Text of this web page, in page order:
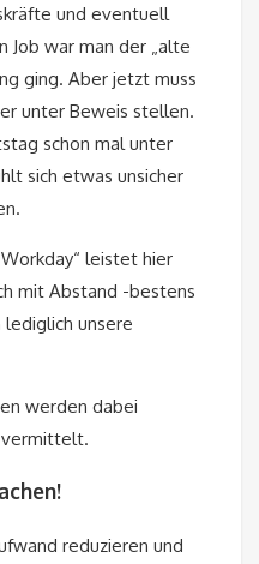
und eventuell
Job war man der „alte
ging. Aber jetzt muss
unter Beweis stellen.
schon mal unter
sich etwas unsicher
leistet hier
mit Abstand -bestens
unsere
werden dabei
vermittelt.
reduzieren und